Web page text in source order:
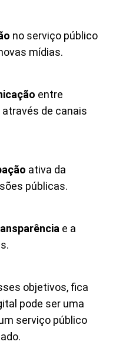
no serviço público
mídias.
entre
de canais
ativa da
públicas.
e a
objetivos, fica
pode ser uma
serviço público